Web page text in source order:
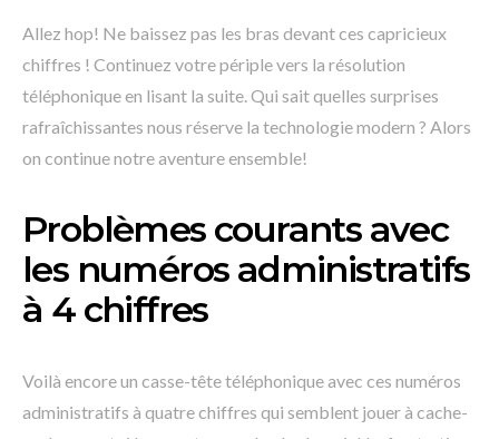
Allez hop! Ne baissez pas les bras devant ces capricieux
chiffres ! Continuez votre périple vers la résolution
téléphonique en lisant la suite. Qui sait quelles surprises
rafraîchissantes nous réserve la technologie modern ? Alors
on continue notre aventure ensemble!
Problèmes courants avec
les numéros administratifs
à 4 chiffres
Voilà encore un casse-tête téléphonique avec ces numéros
administratifs à quatre chiffres qui semblent jouer à cache-